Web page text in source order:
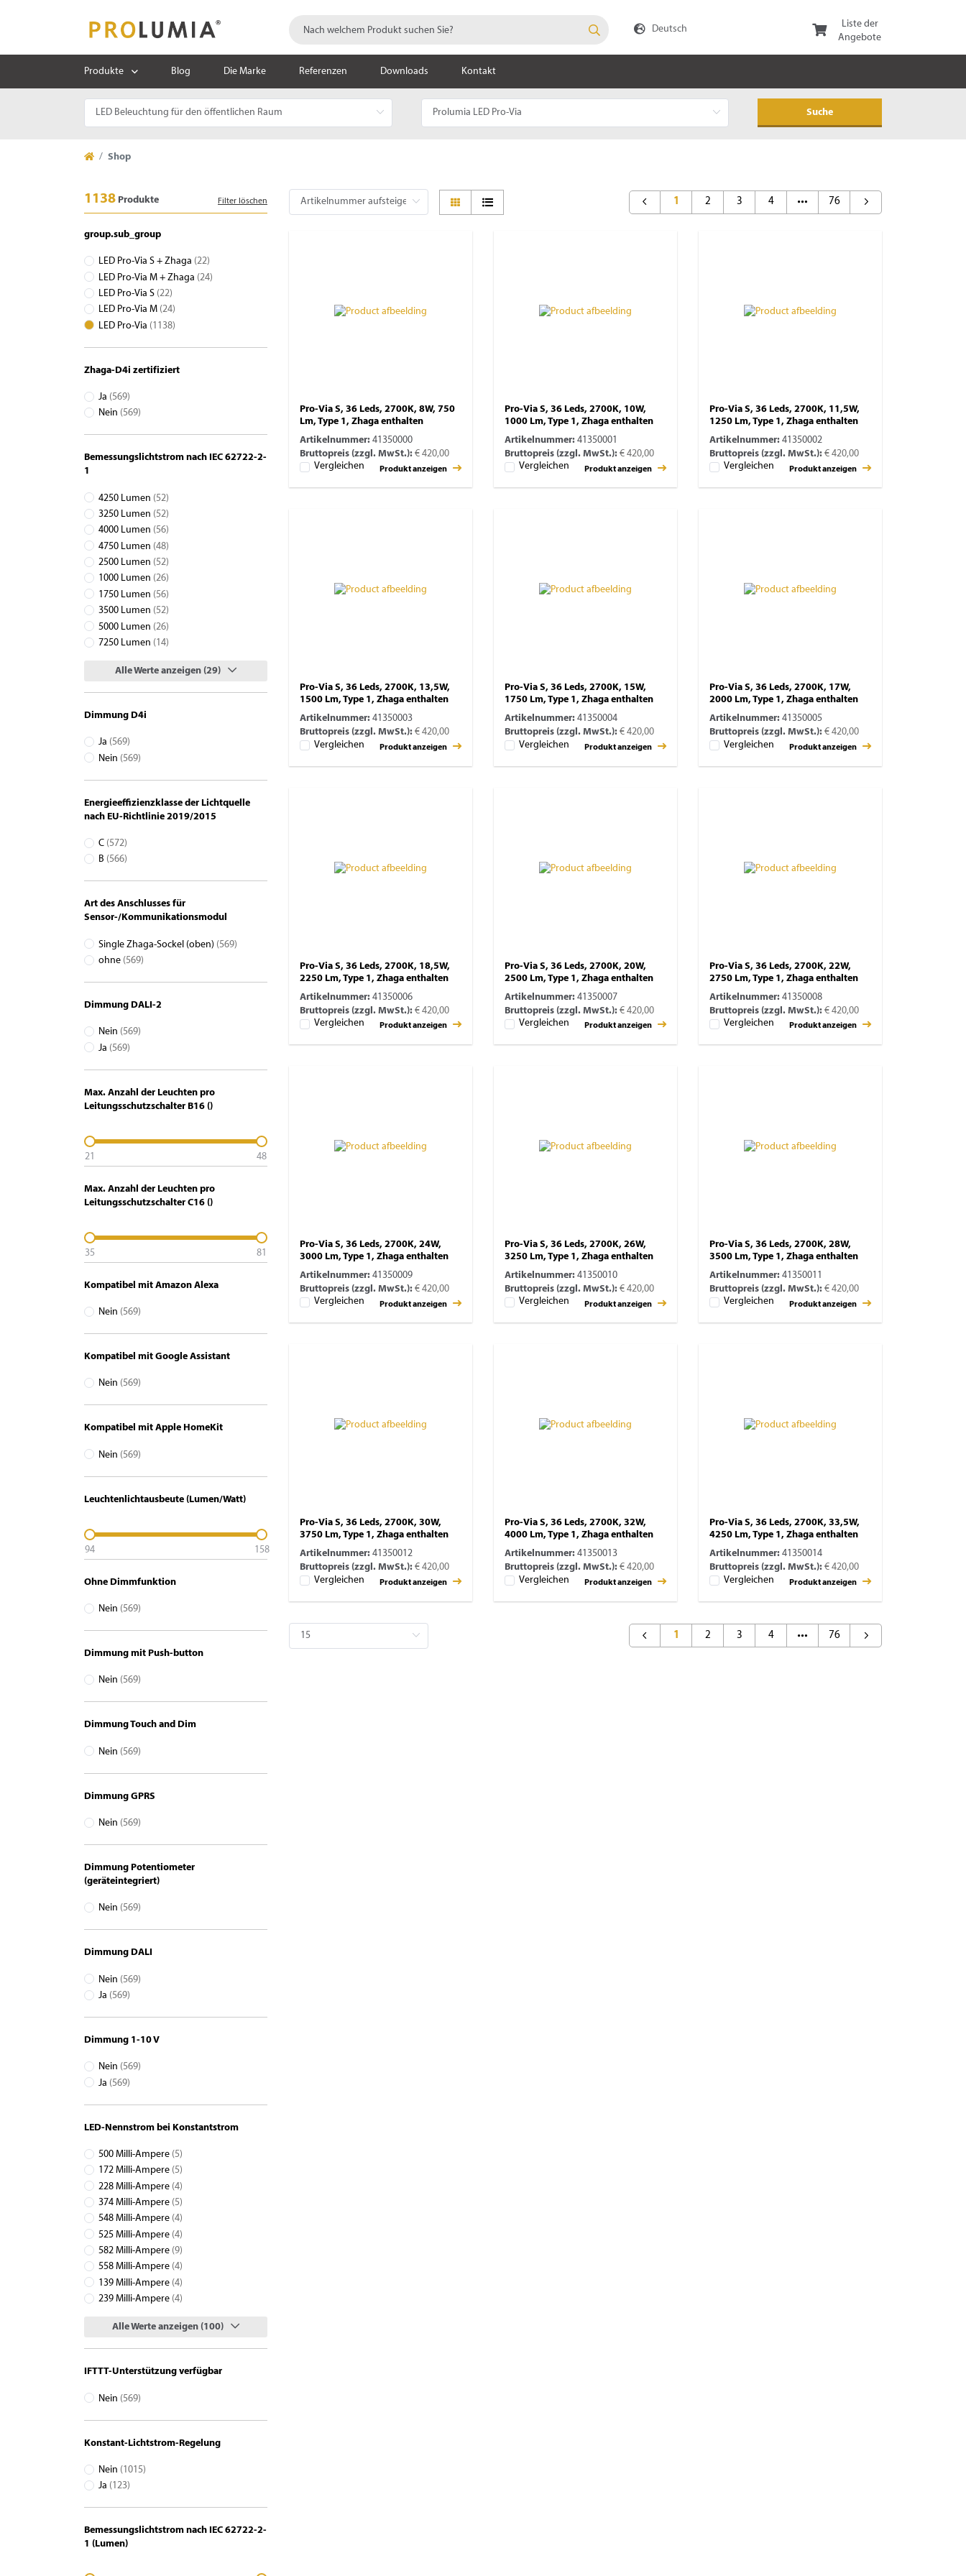
Liste der
Angebote
Produkte Blog Die Marke Referenzen Downloads Kontakt
Shop
1138 Produkte Filter löschen
group.sub_group
LED Pro-Via S + Zhaga (22)
LED Pro-Via M + Zhaga (24)
LED Pro-Via S (22)
LED Pro-Via M (24)
LED Pro-Via (1138)
Zhaga-D4i zertifiziert
Ja (569)
Nein (569)
Bemessungslichtstrom nach IEC 62722-2-
1
4250 Lumen (52)
3250 Lumen (52)
4000 Lumen (56)
4750 Lumen (48)
2500 Lumen (52)
1000 Lumen (26)
1750 Lumen (56)
3500 Lumen (52)
5000 Lumen (26)
7250 Lumen (14)
Alle Werte anzeigen (29)
Dimmung D4i
Ja (569)
Nein (569)
Energieeffizienzklasse der Lichtquelle
nach EU-Richtlinie 2019/2015
C (572)
B (566)
Art des Anschlusses für
Sensor-/Kommunikationsmodul
Single Zhaga-Sockel (oben) (569)
ohne (569)
Dimmung DALI-2
Nein (569)
Ja (569)
Max. Anzahl der Leuchten pro
Leitungsschutzschalter B16 ()
21 48
Max. Anzahl der Leuchten pro
Leitungsschutzschalter C16 ()
35 81
Kompatibel mit Amazon Alexa
Nein (569)
Kompatibel mit Google Assistant
Nein (569)
Kompatibel mit Apple HomeKit
Nein (569)
Leuchtenlichtausbeute (Lumen/Watt)
94 158
Ohne Dimmfunktion
Nein (569)
Dimmung mit Push-button
Nein (569)
Dimmung Touch and Dim
Nein (569)
Dimmung GPRS
Nein (569)
Dimmung Potentiometer
(geräteintegriert)
Nein (569)
Dimmung DALI
Nein (569)
Ja (569)
Dimmung 1-10 V
Nein (569)
Ja (569)
LED-Nennstrom bei Konstantstrom
500 Milli-Ampere (5)
172 Milli-Ampere (5)
228 Milli-Ampere (4)
374 Milli-Ampere (5)
548 Milli-Ampere (4)
525 Milli-Ampere (4)
582 Milli-Ampere (9)
558 Milli-Ampere (4)
139 Milli-Ampere (4)
239 Milli-Ampere (4)
Alle Werte anzeigen (100)
IFTTT-Unterstützung verfügbar
Nein (569)
Konstant-Lichtstrom-Regelung
Nein (1015)
Ja (123)
Bemessungslichtstrom nach IEC 62722-2-
1 (Lumen)
1 2 3 4 76
Pro-Via S, 36 Leds, 2700K, 8W, 750
Lm, Type 1, Zhaga enthalten
Artikelnummer: 41350000
Bruttopreis (zzgl. MwSt.): € 420,00
Vergleichen
Produkt anzeigen
Pro-Via S, 36 Leds, 2700K, 10W,
1000 Lm, Type 1, Zhaga enthalten
Artikelnummer: 41350001
Bruttopreis (zzgl. MwSt.): € 420,00
Vergleichen
Produkt anzeigen
Pro-Via S, 36 Leds, 2700K, 11,5W,
1250 Lm, Type 1, Zhaga enthalten
Artikelnummer: 41350002
Bruttopreis (zzgl. MwSt.): € 420,00
Vergleichen
Produkt anzeigen
Pro-Via S, 36 Leds, 2700K, 13,5W,
1500 Lm, Type 1, Zhaga enthalten
Artikelnummer: 41350003
Bruttopreis (zzgl. MwSt.): € 420,00
Vergleichen
Produkt anzeigen
Pro-Via S, 36 Leds, 2700K, 15W,
1750 Lm, Type 1, Zhaga enthalten
Artikelnummer: 41350004
Bruttopreis (zzgl. MwSt.): € 420,00
Vergleichen
Produkt anzeigen
Pro-Via S, 36 Leds, 2700K, 17W,
2000 Lm, Type 1, Zhaga enthalten
Artikelnummer: 41350005
Bruttopreis (zzgl. MwSt.): € 420,00
Vergleichen
Produkt anzeigen
Pro-Via S, 36 Leds, 2700K, 18,5W,
2250 Lm, Type 1, Zhaga enthalten
Artikelnummer: 41350006
Bruttopreis (zzgl. MwSt.): € 420,00
Vergleichen
Produkt anzeigen
Pro-Via S, 36 Leds, 2700K, 20W,
2500 Lm, Type 1, Zhaga enthalten
Artikelnummer: 41350007
Bruttopreis (zzgl. MwSt.): € 420,00
Vergleichen
Produkt anzeigen
Pro-Via S, 36 Leds, 2700K, 22W,
2750 Lm, Type 1, Zhaga enthalten
Artikelnummer: 41350008
Bruttopreis (zzgl. MwSt.): € 420,00
Vergleichen
Produkt anzeigen
Pro-Via S, 36 Leds, 2700K, 24W,
3000 Lm, Type 1, Zhaga enthalten
Artikelnummer: 41350009
Bruttopreis (zzgl. MwSt.): € 420,00
Vergleichen
Produkt anzeigen
Pro-Via S, 36 Leds, 2700K, 26W,
3250 Lm, Type 1, Zhaga enthalten
Artikelnummer: 41350010
Bruttopreis (zzgl. MwSt.): € 420,00
Vergleichen
Produkt anzeigen
Pro-Via S, 36 Leds, 2700K, 28W,
3500 Lm, Type 1, Zhaga enthalten
Artikelnummer: 41350011
Bruttopreis (zzgl. MwSt.): € 420,00
Vergleichen
Produkt anzeigen
Pro-Via S, 36 Leds, 2700K, 30W,
3750 Lm, Type 1, Zhaga enthalten
Artikelnummer: 41350012
Bruttopreis (zzgl. MwSt.): € 420,00
Vergleichen
Produkt anzeigen
Pro-Via S, 36 Leds, 2700K, 32W,
4000 Lm, Type 1, Zhaga enthalten
Artikelnummer: 41350013
Bruttopreis (zzgl. MwSt.): € 420,00
Vergleichen
Produkt anzeigen
Pro-Via S, 36 Leds, 2700K, 33,5W,
4250 Lm, Type 1, Zhaga enthalten
Artikelnummer: 41350014
Bruttopreis (zzgl. MwSt.): € 420,00
Vergleichen
Produkt anzeigen
1 2 3 4 76